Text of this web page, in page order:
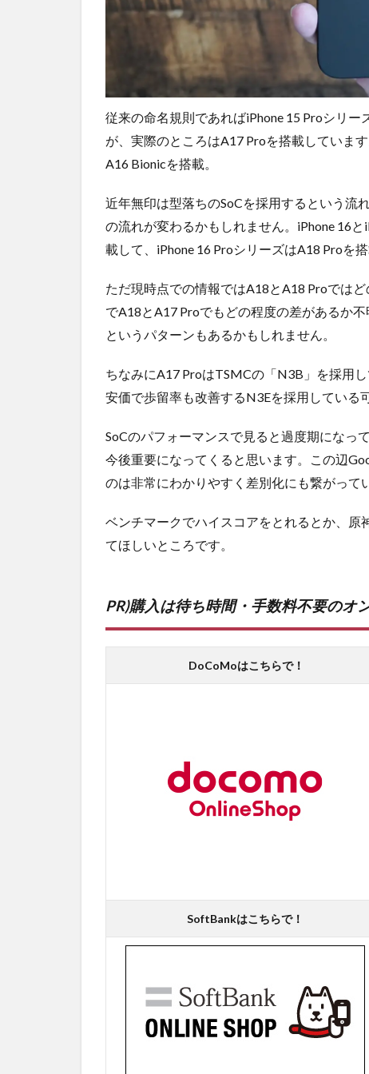
ライ
従来の命名規則であればiPhone 15 Proシリ
が、実際のところはA17 Proを搭載していま
A16 Bionicを搭載。
近年無印は型落ちのSoCを採用するという流
の流れが変わるかもしれません。iPhone 16
載して、iPhone 16 ProシリーズはA18 Proを
ただ現時点での情報ではA18とA18 Proでは
でA18とA17 Proでもどの程度の差があるか
というパターンもあるかもしれません。
ちなみにA17 ProはTSMCの「N3B」を採用
安価で歩留率も改善するN3Eを採用している
SoCのパフォーマンスで見ると過度期になっ
今後重要になってくると思います。この辺
のは非常にわかりやすく差別化にも繋がって
ベンチマークでハイスコアをとれるとか、原
てほしいところです。
PR)購入は待ち時間・手数料不要のオ
DoCoMoはこちらで！
SoftBankはこちらで！